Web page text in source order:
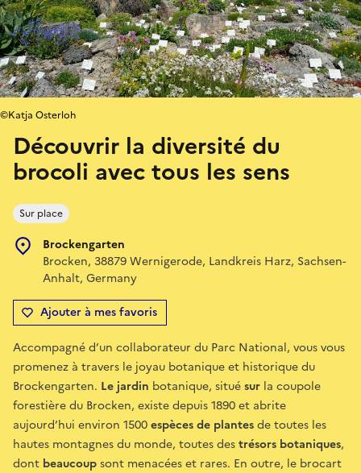
Découvrir la diversité du
brocoli avec tous les sens
Sur place
Brockengarten
Brocken, 38879 Wernigerode, Landkreis Harz, Sachsen-
Anhalt, Germany
Ajouter à mes favoris
©Katja Osterloh
Accompagné d’un collaborateur du Parc National, vous vous
promenez à travers le joyau botanique et historique du
Brockengarten. Le jardin botanique, situésur la coupole
forestière du Brocken, existe depuis 1890 et abrite
aujourd’hui environ 1500espèces de plantesde toutes les
hautes montagnes du monde, toutes destrésors botaniques,
dont beaucoupsont menacées et rares. En outre, le brocart